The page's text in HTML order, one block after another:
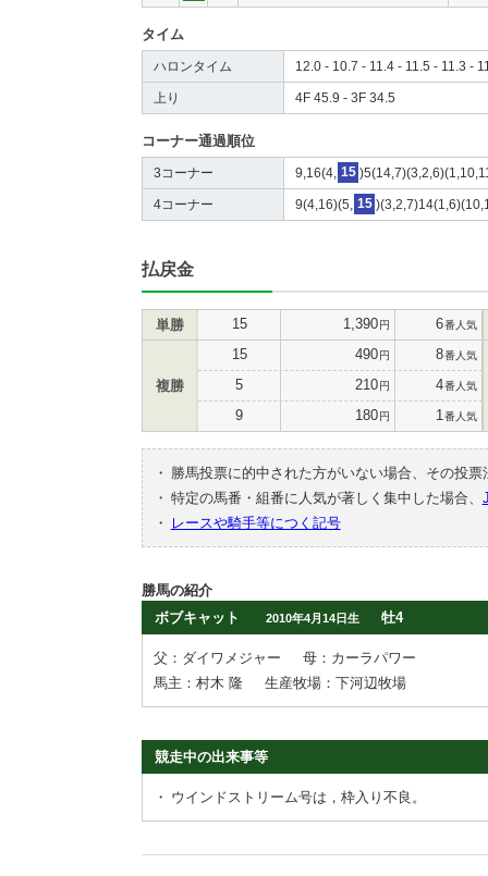
タイム
ハロンタイム 12.0 - 10.7 - 11.4 - 11.5 - 11.3 -
上り 4F 45.9 - 3F 34.5
コーナー通過順位
3コーナー 9,16(4, 15
4コーナー 9(4,16)(5, 15
払戻金
単勝 15 1,390円 6番人気
複勝
15 490円 8番人気
5 210円 4番人気
9 180円 1 番人気
・
勝馬投票に的中された方がいない場合、その投
・ 特定の馬番・組番に人気が著しく集中した場合、
・
レースや騎手等につく記号
勝馬の紹介
ボブキャット
2010年4月14日生 牡4
父：ダイワメジャー
母：カーラパワー
馬主：村木 隆
生産牧場：下河辺牧場
競走中の出来事等
・ ウインドストリーム号は，枠入り不良。